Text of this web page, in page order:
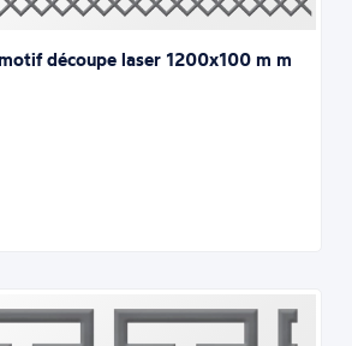
découpe laser 1200x100 m m